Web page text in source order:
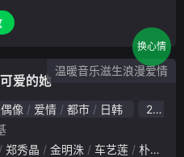
爱的她
偶像 爱情 都市 日韩
2014
郑秀晶 金明洙 车艺莲 朴英奎
温暖音乐滋生浪漫爱情
换心情